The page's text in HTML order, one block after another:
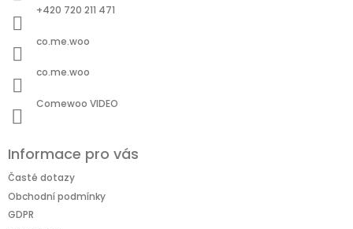
+420 720 211 471
co.me.woo
co.me.woo
Comewoo VIDEO
Informace pro vás
Časté dotazy
Obchodní podmínky
GDPR